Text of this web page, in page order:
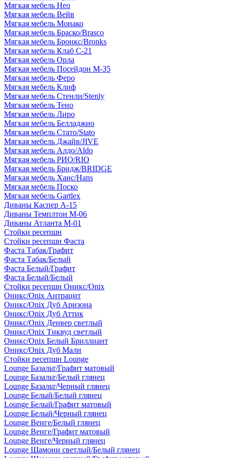
Мягкая мебель Нео
Мягкая мебель Вейв
Мягкая мебель Монако
Мягкая мебель Браско/Brasco
Мягкая мебель Бронкс/Bronks
Мягкая мебель Клаб С-21
Мягкая мебель Орла
Мягкая мебель Посейдон М-35
Мягкая мебель Феро
Мягкая мебель Клиф
Мягкая мебель Стенли/Stenly
Мягкая мебель Тено
Мягкая мебель Лиро
Мягкая мебель Белладжио
Мягкая мебель Стато/Stato
Мягкая мебель Джайв/JIVE
Мягкая мебель Алдо/Aldo
Мягкая мебель РИО/RIO
Мягкая мебель Бридж/BRIDGE
Мягкая мебель Ханс/Hans
Мягкая мебель Поско
Мягкая мебель Gartlex
Диваны Каспер А-15
Диваны Темплтон М-06
Диваны Атланта М-01
Стойки ресепшн
Стойки ресепшн Фаста
Фаста Табак/Графит
Фаста Табак/Белый
Фаста Белый/Графит
Фаста Белый/Белый
Стойки ресепшн Оникс/Onix
Оникс/Onix Антрацит
Оникс/Onix Дуб Аризона
Оникс/Onix Дуб Аттик
Оникс/Onix Денвер светлый
Оникс/Onix Тиквуд светлый
Оникс/Onix Белый Бриллиант
Оникс/Onix Дуб Мали
Стойки ресепшн Lounge
Lounge Базальт/Графит матовый
Lounge Базальт/Белый глянец
Lounge Базальт/Черный глянец
Lounge Белый/Белый глянец
Lounge Белый/Графит матовый
Lounge Белый/Черный глянец
Lounge Венге/Белый глянец
Lounge Венге/Графит матовый
Lounge Венге/Черный глянец
Lounge Шамони светлый/Белый глянец